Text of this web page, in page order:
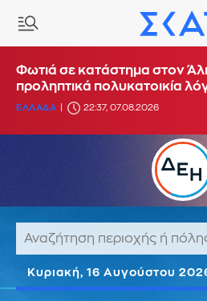
Φωτιά σε κατάστημα στον
προληπτικά πολυκατοικία
ΕΛΛΑΔΑ 22:37, 07.08.2026
Κυριακή, 16 Αυγούστου